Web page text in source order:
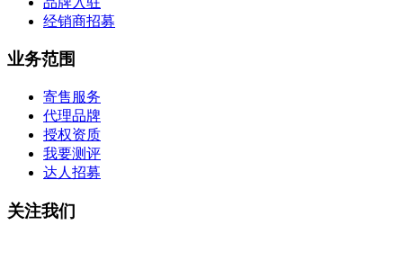
经销商招募
业务范围
寄售服务
代理品牌
授权资质
我要测评
达人招募
关注我们